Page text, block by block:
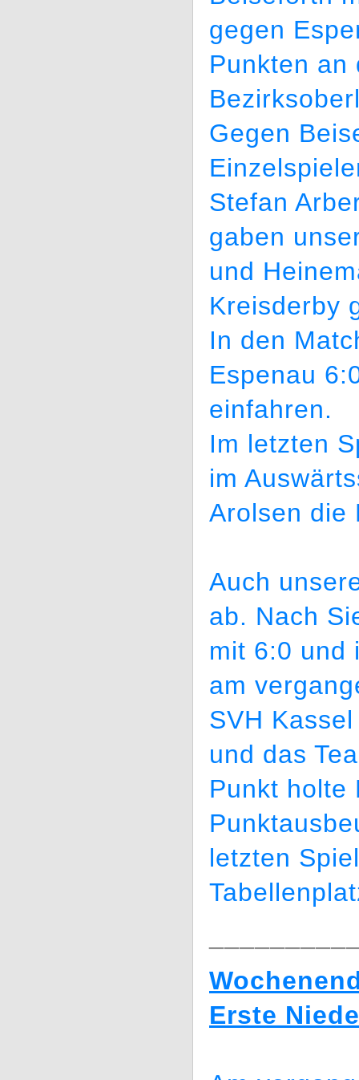
gegen
Punkten an
Gegen
Stefan
gaben
und
Kreisderby
In den
Espenau
einfahren.
Im letzten
im
Arolsen die
Auch
ab. Nach
mit 6:0 und
am
SVH
und das
Punkt holte
letzten
Erste